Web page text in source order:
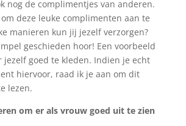
nog de complimentjes van anderen.
deze leuke complimenten aan te
manieren kun jij jezelf verzorgen?
geschieden hoor! Een voorbeeld
jezelf goed te kleden. Indien je echt
hiervoor, raad ik je aan om dit
lezen.
om er als vrouw goed uit te zien